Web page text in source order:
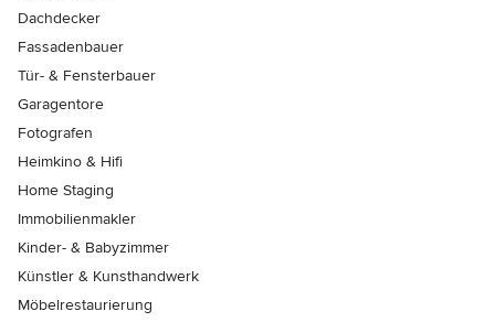
Dachdecker
Fassadenbauer
Tür- & Fensterbauer
Garagentore
Fotografen
Heimkino & Hifi
Home Staging
Immobilienmakler
Kinder- & Babyzimmer
Künstler & Kunsthandwerk
Möbelrestaurierung